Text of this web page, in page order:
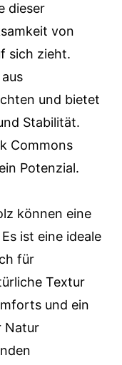
dieser
von
sich zieht.
und bietet
Stabilität.
Commons
Potenzial.
können eine
ist eine ideale
für
Textur
und ein
Natur